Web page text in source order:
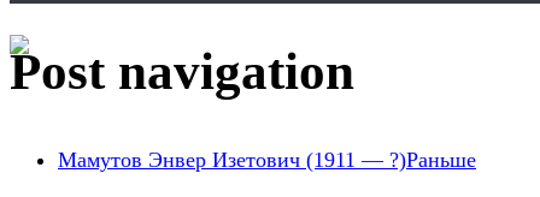
Post navigation
Мамутов Энвер Изетович (1911 — ?)Раньше